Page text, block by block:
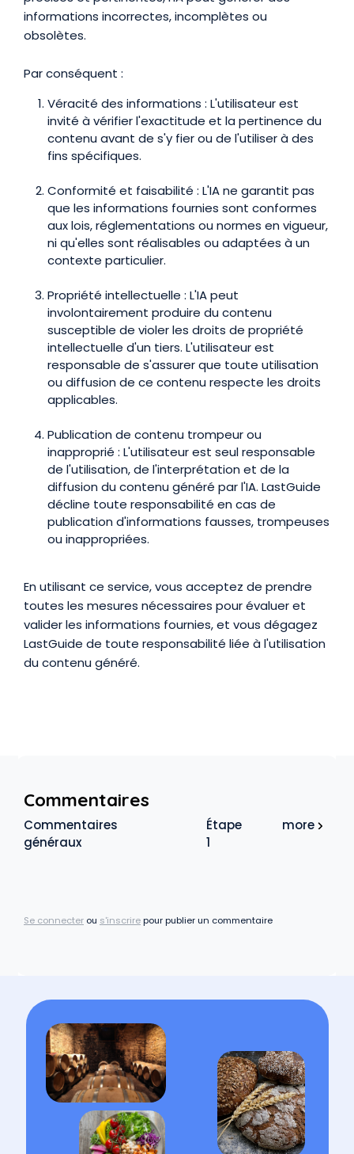
informations incorrectes, incomplètes ou
obsolètes.
Par conséquent :
Véracité des informations : L'utilisateur est
invité à vérifier l'exactitude et la pertinence du
contenu avant de s'y fier ou de l'utiliser à des
fins spécifiques.
Conformité et faisabilité : L'IA ne garantit pas
que les informations fournies sont conformes
aux lois, réglementations ou normes en vigueur,
ni qu'elles sont réalisables ou adaptées à un
contexte particulier.
Propriété intellectuelle : L'IA peut
involontairement produire du contenu
susceptible de violer les droits de propriété
intellectuelle d'un tiers. L'utilisateur est
responsable de s'assurer que toute utilisation
ou diffusion de ce contenu respecte les droits
applicables.
Publication de contenu trompeur ou
inapproprié : L'utilisateur est seul responsable
de l'utilisation, de l'interprétation et de la
diffusion du contenu généré par l'IA. LastGuide
décline toute responsabilité en cas de
publication d'informations fausses, trompeuses
ou inappropriées.
En utilisant ce service, vous acceptez de prendre
toutes les mesures nécessaires pour évaluer et
valider les informations fournies, et vous dégagez
LastGuide de toute responsabilité liée à l'utilisation
du contenu généré.
Commentaires
Commentaires
généraux
Étape
1
more
Se connecter ou s'inscrirepour publier un commentaire